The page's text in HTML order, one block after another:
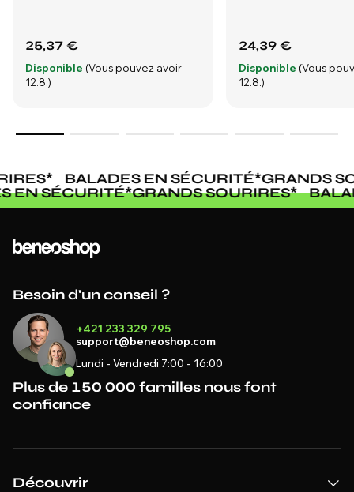
25,37 €
Disponible (Vous pouvez avoir
12.8.)
24,39 €
Disponible (Vous
12.8.)
* BALADES EN SÉCURITÉ*GRANDS
EN SÉCURITÉ*GRANDS SOURIRES*
Besoin d'un conseil ?
+421 233 329 795
support@beneoshop.com
Lundi - Vendredi 7:00 - 16:00
Plus de 150 000 familles nous font
confiance
Découvrir